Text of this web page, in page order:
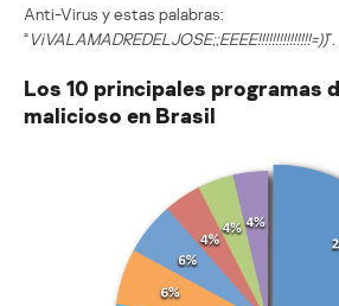
Anti-Virus y estas palabras:
“ViVALAMADREDELJOSE;;EEEE!!!!!!!!!!!!!!!=))”.
Los 10 principales programas
malicioso en Brasil